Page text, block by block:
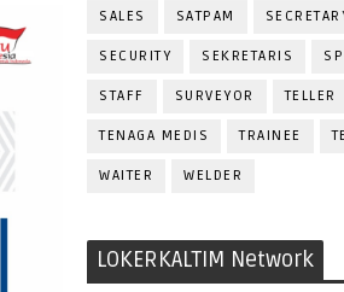
SALES SATPAM
SECURITY SEKRETARIS
STAFF SURVEYOR TELLER
TENAGA MEDIS TRAINEE
WAITER WELDER
LOKERKALTIM Network